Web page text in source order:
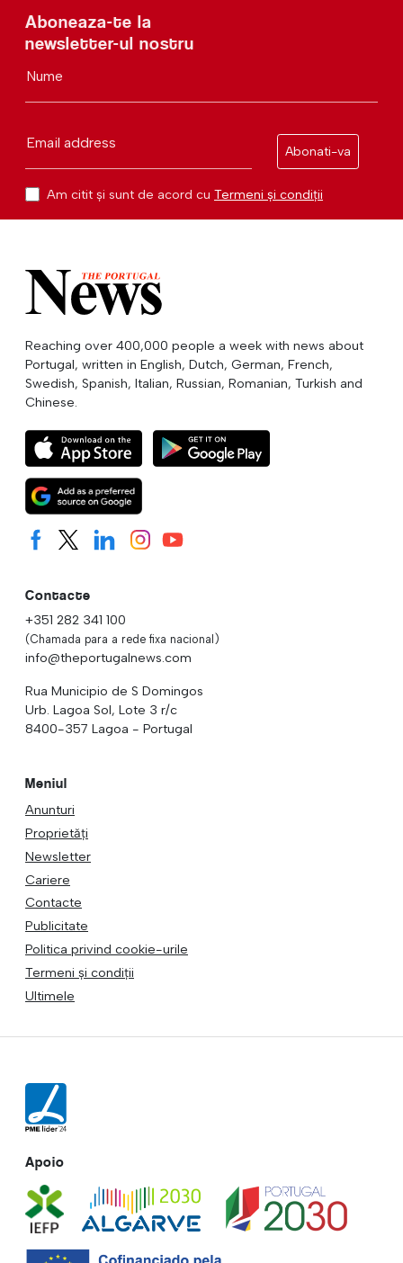
Aboneaza-te la
newsletter-ul nostru
Nume
Email address
Abonati-va
Am citit și sunt de acord cu Termeni și condiții
Reaching over 400,000 people a week with news about
Portugal, written in English, Dutch, German, French,
Swedish, Spanish, Italian, Russian, Romanian, Turkish and
Chinese.
Contacte
+351 282 341 100
(Chamada para a rede fixa nacional)
info@theportugalnews.com
Rua Municipio de S Domingos
Urb. Lagoa Sol, Lote 3 r/c
8400-357 Lagoa - Portugal
Meniul
Anunturi
Proprietăți
Newsletter
Cariere
Contacte
Publicitate
Politica privind cookie-urile
Termeni și condiții
Ultimele
Apoio